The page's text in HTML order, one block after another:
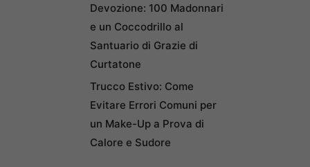
Devozione: 100 Madonnari
e un Coccodrillo al
Santuario di Grazie di
Curtatone
Trucco Estivo: Come
Evitare Errori Comuni per
un Make-Up a Prova di
Calore e Sudore